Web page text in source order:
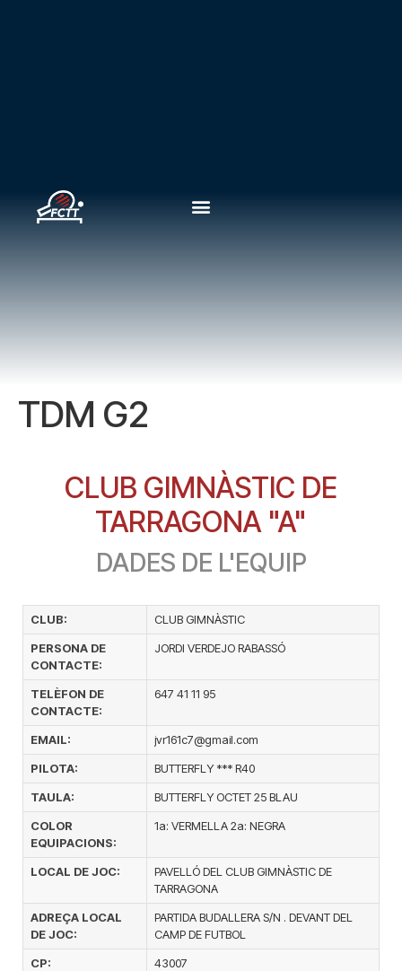
TDM G2
CLUB GIMNÀSTIC DE
TARRAGONA "A"
DADES DE L'EQUIP
CLUB:
CLUB GIMNÀSTIC
PERSONA DE
CONTACTE:
JORDI VERDEJO RABASSÓ
TELÈFON DE
CONTACTE:
647 41 11 95
EMAIL:
jvr161c7@gmail.com
PILOTA:
BUTTERFLY *** R40
TAULA:
BUTTERFLY OCTET 25 BLAU
COLOR
EQUIPACIONS:
1a: VERMELLA 2a: NEGRA
LOCAL DE JOC:
PAVELLÓ DEL CLUB GIMNÀSTIC DE
TARRAGONA
ADREÇA LOCAL
DE JOC:
PARTIDA BUDALLERA S/N . DEVANT DEL
CAMP DE FUTBOL
CP:
43007